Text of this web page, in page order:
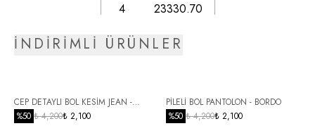
4
23330.70
6
24291.26
TL
İNDİRİMLİ ÜRÜNLER
CEP DETAYLI BOL KESİM JEAN -
SİYAH
%50 ₺ 4,200₺ 2,100
PİLELİ BOL PANTOLON - BORDO
%50 ₺ 4,200₺ 2,100